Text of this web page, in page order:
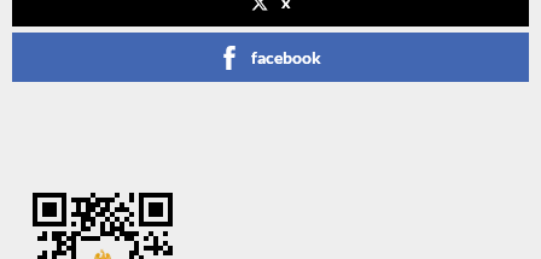
facebook